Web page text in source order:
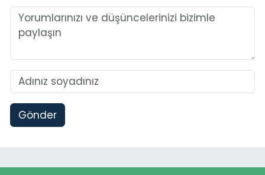
Gönder